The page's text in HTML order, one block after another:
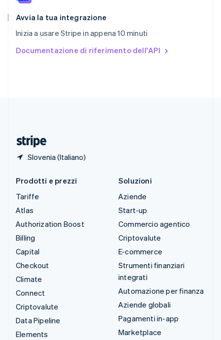
Avvia la tua integrazione
Inizia a usare Stripe in appena 10 minuti
Documentazione di riferimento dell'API
Slovenia (Italiano)
Slovenia
English Italiano
EspañolEnglish
English Español 简体中文
Prodotti e prezzi
Tariffe
Atlas
Authorization Boost
Billing
Capital
Checkout
Climate
Connect
Criptovalute
Data Pipeline
Elements
Soluzioni
Aziende
Start-up
Commercio agentico
Criptovalute
E-commerce
Strumenti finanziari
integrati
Automazione per finanza
Aziende globali
Pagamenti in-app
Marketplace